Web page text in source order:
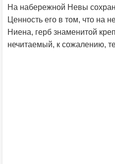
На набережной Невы
Ценность его в том, что на
Ниена, герб знаменитой
нечитаемый, к сожалению,